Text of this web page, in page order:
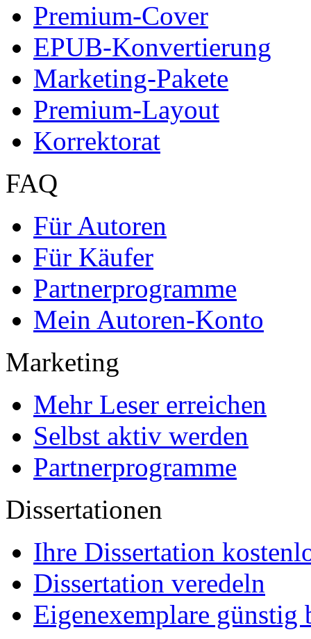
Premium-Cover
EPUB-Konvertierung
Marketing-Pakete
Premium-Layout
Korrektorat
FAQ
Für Autoren
Für Käufer
Partnerprogramme
Mein Autoren-Konto
Marketing
Mehr Leser erreichen
Selbst aktiv werden
Partnerprogramme
Dissertationen
Ihre Dissertation
Dissertation veredeln
Eigenexemplare günstig